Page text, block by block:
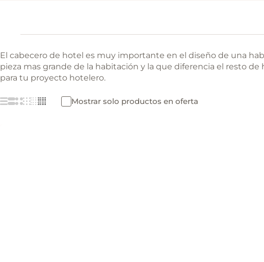
El cabecero de hotel es muy importante en el diseño de una
pieza mas grande de la habitación y la que diferencia el resto
para tu proyecto hotelero.
Mostrar solo productos en oferta